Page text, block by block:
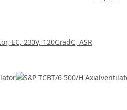
EC, 230V, 120GradC, ASR